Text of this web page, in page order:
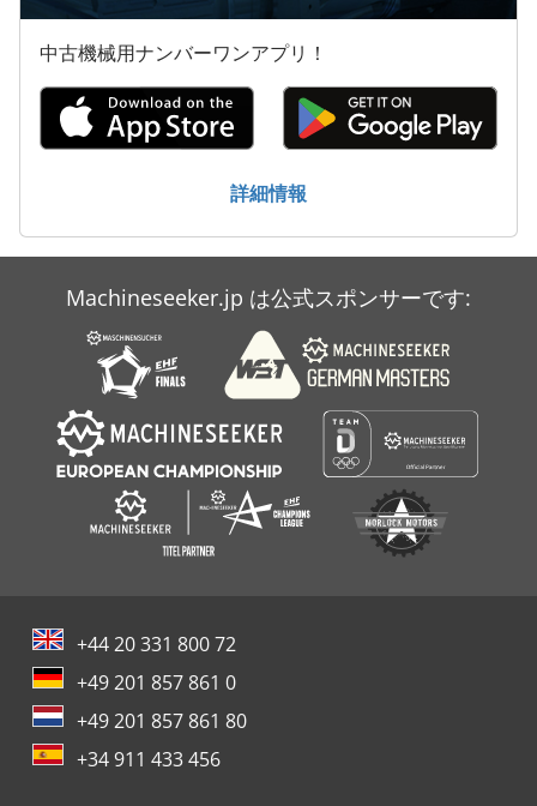
産業用掃除機
中古機械用ナンバーワンアプリ！
詳細情報
Machineseeker.jp は公式スポンサーです:
+44 20 331 800 72
+49 201 857 861 0
+49 201 857 861 80
+34 911 433 456